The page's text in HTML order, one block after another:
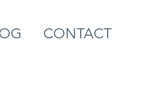
CONTACT